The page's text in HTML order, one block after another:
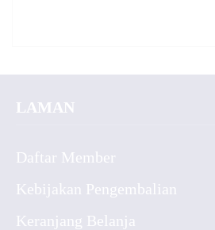
LAMAN
Daftar Member
Kebijakan Pengembalian
Keranjang Belanja